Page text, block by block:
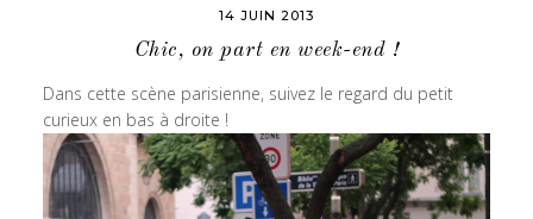
14 JUIN 2013
Chic, on part en week-end !
Dans cette scène parisienne, suivez le regard du petit
curieux en bas à droite !